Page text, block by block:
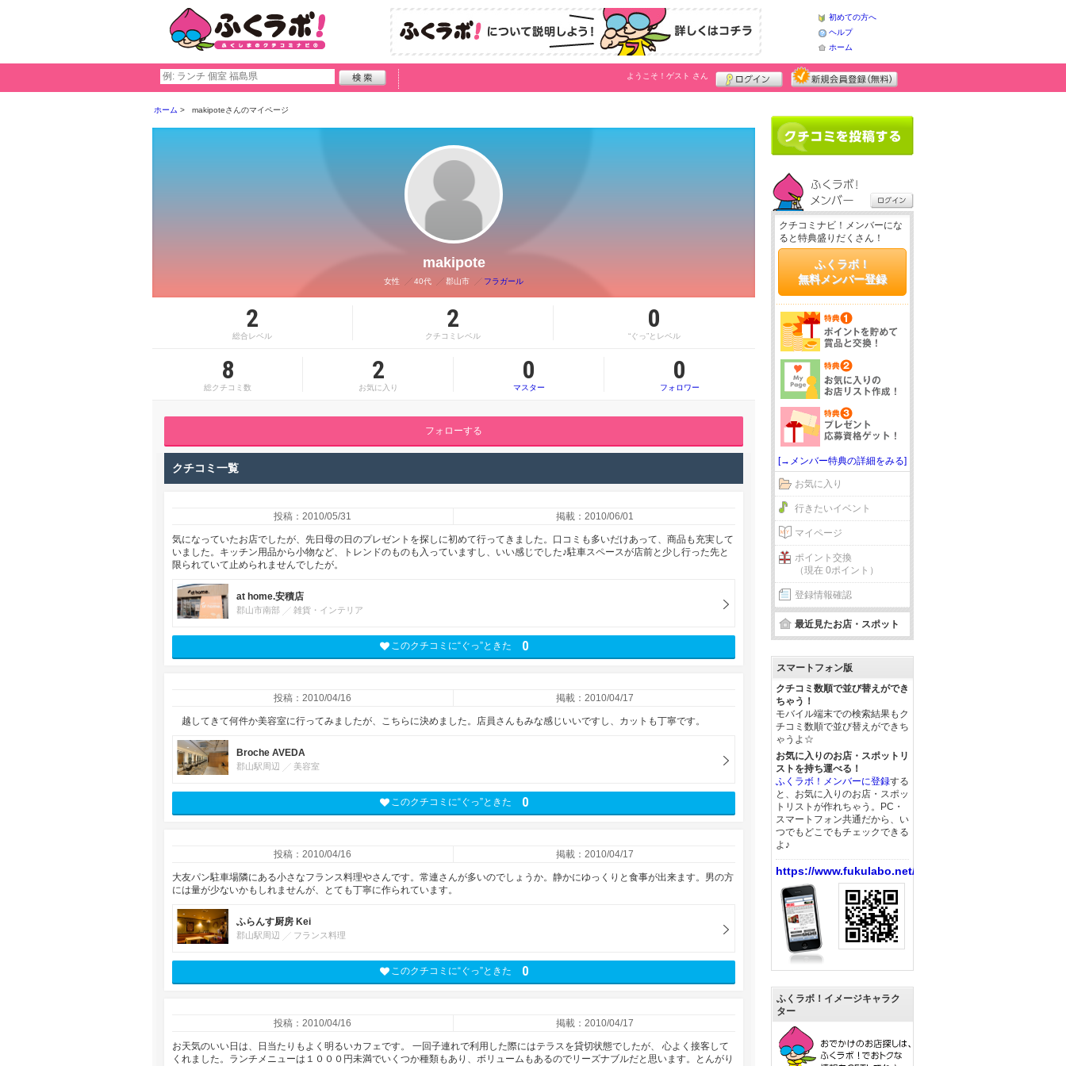
初めての方へ
ヘルプ
ホーム
ようこそ！ ゲスト さん
ホーム makipoteさんのマイページ
makipote
女性 40代 郡山市 フラガール
2
総合レベル
2
クチコミレベル
0
“ぐっ”とレベル
8
総クチコミ数
2
お気に入り
0
マスター
0
フォロワー
フォローする
クチコミ一覧
投稿：2010/05/31 掲載：2010/06/01
気になっていたお店でしたが、先日母の日のプレゼントを探しに初めて行ってきました。口コミも多いだけあって、商品も充実して
いました。キッチン用品から小物など、トレンドのものも入っていますし、いい感じでした♪駐車スペースが店前と少し行った先と
限られていて止められませんでしたが。
at home.安積店
郡山市南部 雑貨・インテリア
このクチコミに“ぐっ”ときた 0
投稿：2010/04/16 掲載：2010/04/17
越してきて何件か美容室に行ってみましたが、こちらに決めました。店員さんもみな感じいいですし、カットも丁寧です。
Broche AVEDA
郡山駅周辺 美容室
このクチコミに“ぐっ”ときた 0
投稿：2010/04/16 掲載：2010/04/17
大友パン駐車場隣にある小さなフランス料理やさんです。常連さんが多いのでしょうか。静かにゆっくりと食事が出来ます。男の方
には量が少ないかもしれませんが、とても丁寧に作られています。
ふらんす厨房 Kei
郡山駅周辺 フランス料理
このクチコミに“ぐっ”ときた 0
投稿：2010/04/16 掲載：2010/04/17
お天気のいい日は、日当たりもよく明るいカフェです。 一回子連れで利用した際にはテラスを貸切状態でしたが、 心よく接客して
くれました。ランチメニューは１０００円未満でいくつか種類もあり、ボリュームもあるのでリーズナブルだと思います。とんがり
クチコミナビ！メンバーにな
ると特典盛りだくさん！
ふくラボ！
無料メンバー登録
[→メンバー特典の詳細をみる]
お気に入り
行きたいイベント
マイページ
ポイント交換
（現在 0ポイント）
登録情報確認
最近見たお店・スポット
スマートフォン版
クチコミ数順で並び替えができ
ちゃう！
モバイル端末での検索結果もク
チコミ数順で並び替えができち
ゃうよ☆
お気に入りのお店・スポットリ
ストを持ち運べる！
ふくラボ！メンバーに登録する
と、お気に入りのお店・スポッ
トリストが作れちゃう。PC・
スマートフォン共通だから、い
つでもどこでもチェックできる
よ♪
https://www.fukulabo.net/
ふくラボ！イメージキャラク
ター